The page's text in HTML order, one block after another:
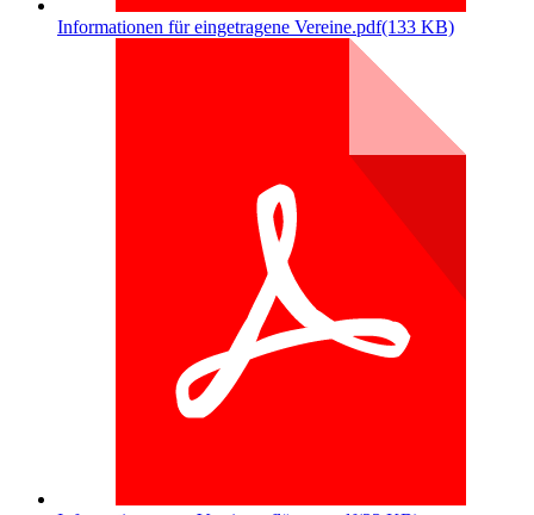
Informationen für eingetragene Vereine.pdf(133 KB)